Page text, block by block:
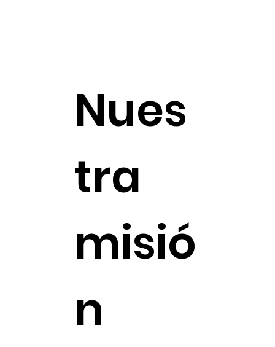
Nues
tra
misió
n